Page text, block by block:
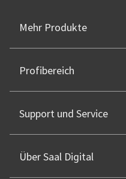
Mehr Produkte
Profibereich
Support und Service
Über Saal Digital